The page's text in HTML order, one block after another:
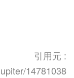
引用元 :
14781038